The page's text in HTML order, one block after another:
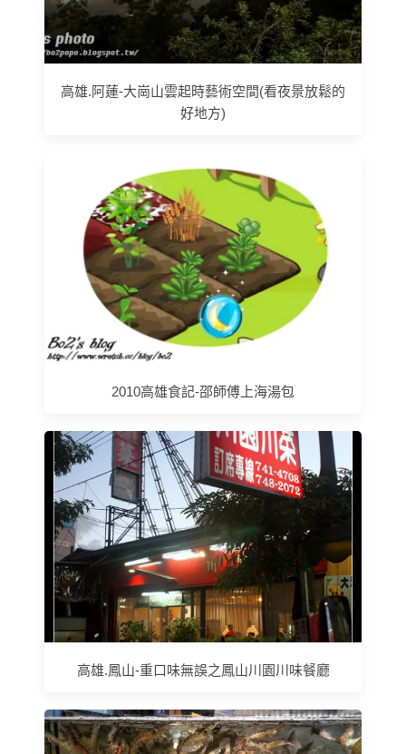
高雄.阿蓮-大崗山雲起時藝術空間(看夜景放鬆的
好地方)
2010高雄食記-邵師傅上海湯包
高雄.鳳山-重口味無誤之鳳山川園川味餐廳